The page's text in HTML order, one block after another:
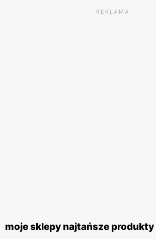
REKLAMA
moje sklepy najtańsze produkty